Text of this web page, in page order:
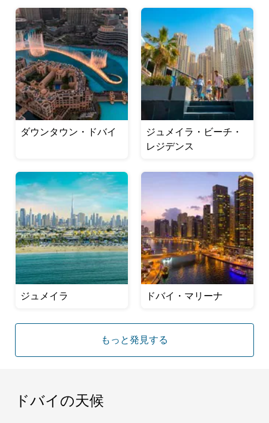
ダウンタウン・ドバイ
ジュメイラ・ビーチ・
レジデンス
ジュメイラ ドバイ・マリーナ
もっと発見する
ドバイの天候